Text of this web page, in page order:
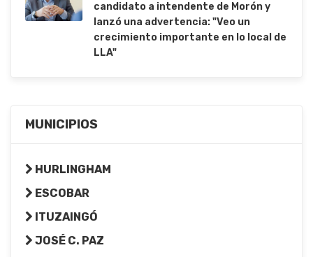
candidato a intendente de Morón y
lanzó una advertencia: "Veo un
crecimiento importante en lo local de
LLA"
MUNICIPIOS
HURLINGHAM
ESCOBAR
ITUZAINGÓ
JOSÉ C. PAZ